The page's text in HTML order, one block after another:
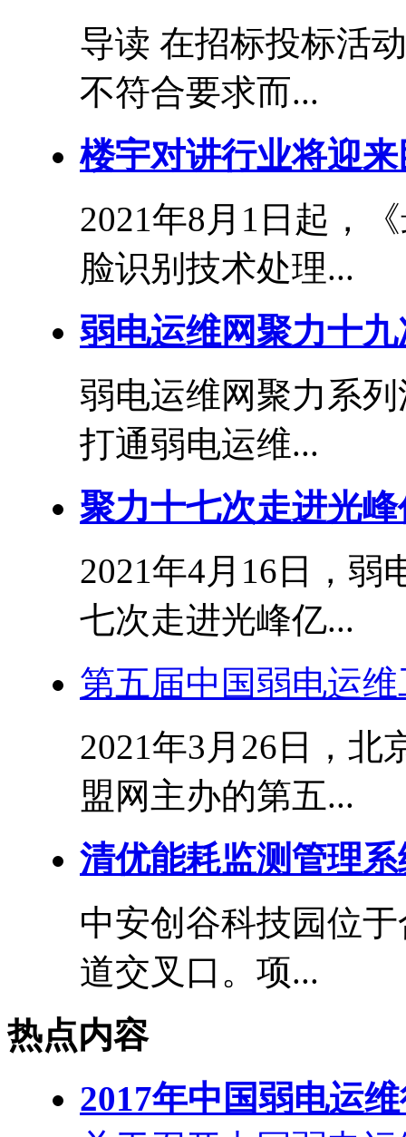
导读 在招标投标活
不符合要求而...
楼宇对讲行业将迎
2021年8月1日起，
脸识别技术处理...
弱电运维网聚力十
弱电运维网聚力系
打通弱电运维...
聚力十七次走进光
2021年4月16日，弱
七次走进光峰亿...
第五届中国弱电运
2021年3月26日，北
盟网主办的第五...
清优能耗监测管理
中安创谷科技园位
道交叉口。项...
热点内容
2017年中国弱电运